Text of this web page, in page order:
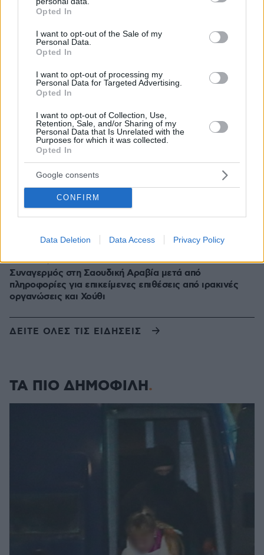
grant or deny consent to Google and its third-party tags to
use your data for below specified purposes in below Google
consent section.
Opted In
I want to opt-out of the Sale of my
Personal Data.
Opted In
I want to opt-out of processing my
Personal Data for Targeted Advertising.
Opted In
I want to opt-out of Collection, Use,
Retention, Sale, and/or Sharing of my
Personal Data that Is Unrelated with the
Purposes for which it was collected.
Opted In
Google consents
CONFIRM
Data Deletion Data Access Privacy Policy
Επεισόδια μεταξύ διαδηλωτών και αστυνομικών έξω
από τη Γερουσία στην Αργεντινή, δείτε βίντεο
Σαουδική Αραβία, Τουρκία και Πακιστάν ετοιμάζονται
να υπογράψουν συμφωνία αμοιβαίας άμυνας
07.08.2026, 03:38
Συνελήφθη πρώην κυβερνήτης πολιτείας του Μεξικού
07.08.2026, 03:01
Τουλάχιστον 11 τραυματίες σε επιθέσεις των Χούθι στη
νότια Σαουδική Αραβία
07.08.2026, 02:35
Γκολ ο Παυλίδης στη εξάρα της Μπενφίκα στη Χαρτς και
μια ανάσα από τα play-offs του Europa League, δείτε τα
07.08.2026, 02:10
εξαπάτησε πρώην αστέρες του NFL
07.08.2026, 01:44
Συναγερμός στη Σαουδική Αραβία μετά από
πληροφορίες για επικείμενες επιθέσεις από ιρακινές
οργανώσεις και Χούθι
07.08.2026, 01:21
ΔΕΙΤΕ ΟΛΕΣ ΤΙΣ ΕΙΔΗΣΕΙΣ
ΤΑ ΠΙΟ ΔΗΜΟΦΙΛΗ